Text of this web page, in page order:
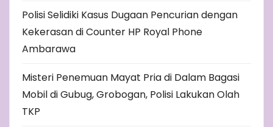
Polisi Selidiki Kasus Dugaan Pencurian dengan
Kekerasan di Counter HP Royal Phone
Ambarawa
Misteri Penemuan Mayat Pria di Dalam Bagasi
Mobil di Gubug, Grobogan, Polisi Lakukan Olah
TKP